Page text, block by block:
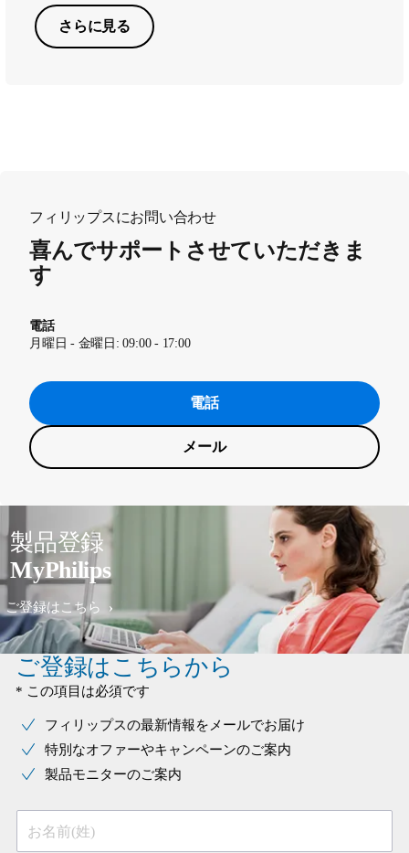
さらに見る
フィリップスにお問い合わせ
喜んでサポートさせていただきま
す
電話
月曜日 - 金曜日: 09:00 - 17:00
電話
メール
製品登録
MyPhilips
ご登録はこちら
ご登録はこちらから
* この項目は必須です
フィリップスの最新情報をメールでお届け
特別なオファーやキャンペーンのご案内
製品モニターのご案内
お名前(姓)